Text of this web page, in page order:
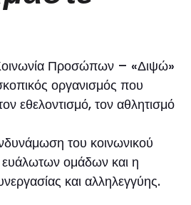
Προσώπων – «Διψώ»
οργανισμός που
εθελοντισμό, τον αθλητισμό
του κοινωνικού
ευάλωτων ομάδων και η
και αλληλεγγύης.